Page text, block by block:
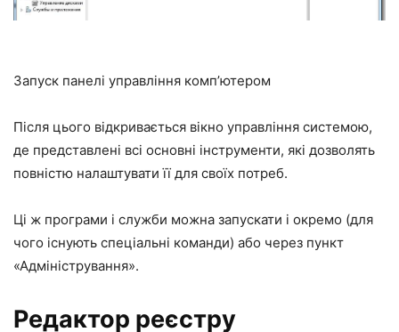
Запуск панелі управління комп’ютером
Після цього відкривається вікно управління системою,
де представлені всі основні інструменти, які дозволять
повністю налаштувати її для своїх потреб.
Ці ж програми і служби можна запускати і окремо (для
чого існують спеціальні команди) або через пункт
«Адміністрування».
Редактор реєстру